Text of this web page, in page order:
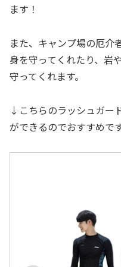
ます！
また、キャンプ場の厄介
身を守ってくれたり、岩
守ってくれます。
↓こちらのラッシュガー
ができるのでおすすめで